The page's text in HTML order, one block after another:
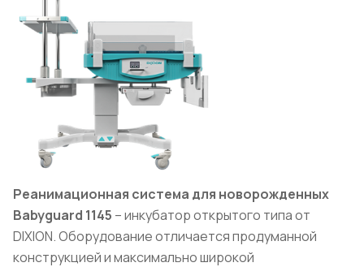
Реанимационная система для новорожденных
Babyguard 1145 – инкубатор открытого типа от
DIXION. Оборудование отличается продуманной
конструкцией и максимально широкой